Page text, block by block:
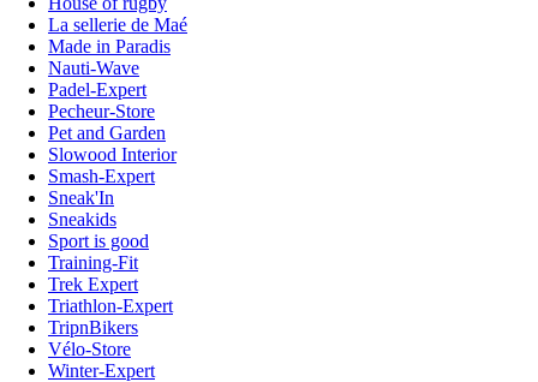
La sellerie de Maé
Made in Paradis
Nauti-Wave
Padel-Expert
Pecheur-Store
Pet and Garden
Slowood Interior
Smash-Expert
Sneak'In
Sneakids
Sport is good
Training-Fit
Trek Expert
Triathlon-Expert
TripnBikers
Vélo-Store
Winter-Expert